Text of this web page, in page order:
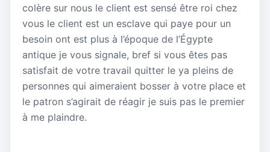
colère sur nous le client est sensé être roi chez
vous le client est un esclave qui paye pour un
besoin ont est plus à l’époque de l’Égypte
antique je vous signale, bref si vous êtes pas
satisfait de votre travail quitter le ya pleins de
personnes qui aimeraient bosser à votre place et
le patron s’agirait de réagir je suis pas le premier
à me plaindre.